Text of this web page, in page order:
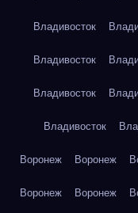
Владивосток
Владивосток
Владивосток
Владивосток
Воронеж Воронеж
Воронеж Воронеж